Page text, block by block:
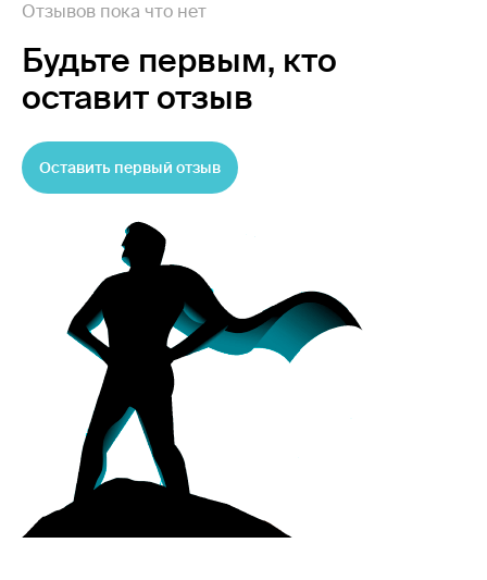
Отзывов пока что нет
Будьте первым, кто
оставит отзыв
Оставить первый отзыв